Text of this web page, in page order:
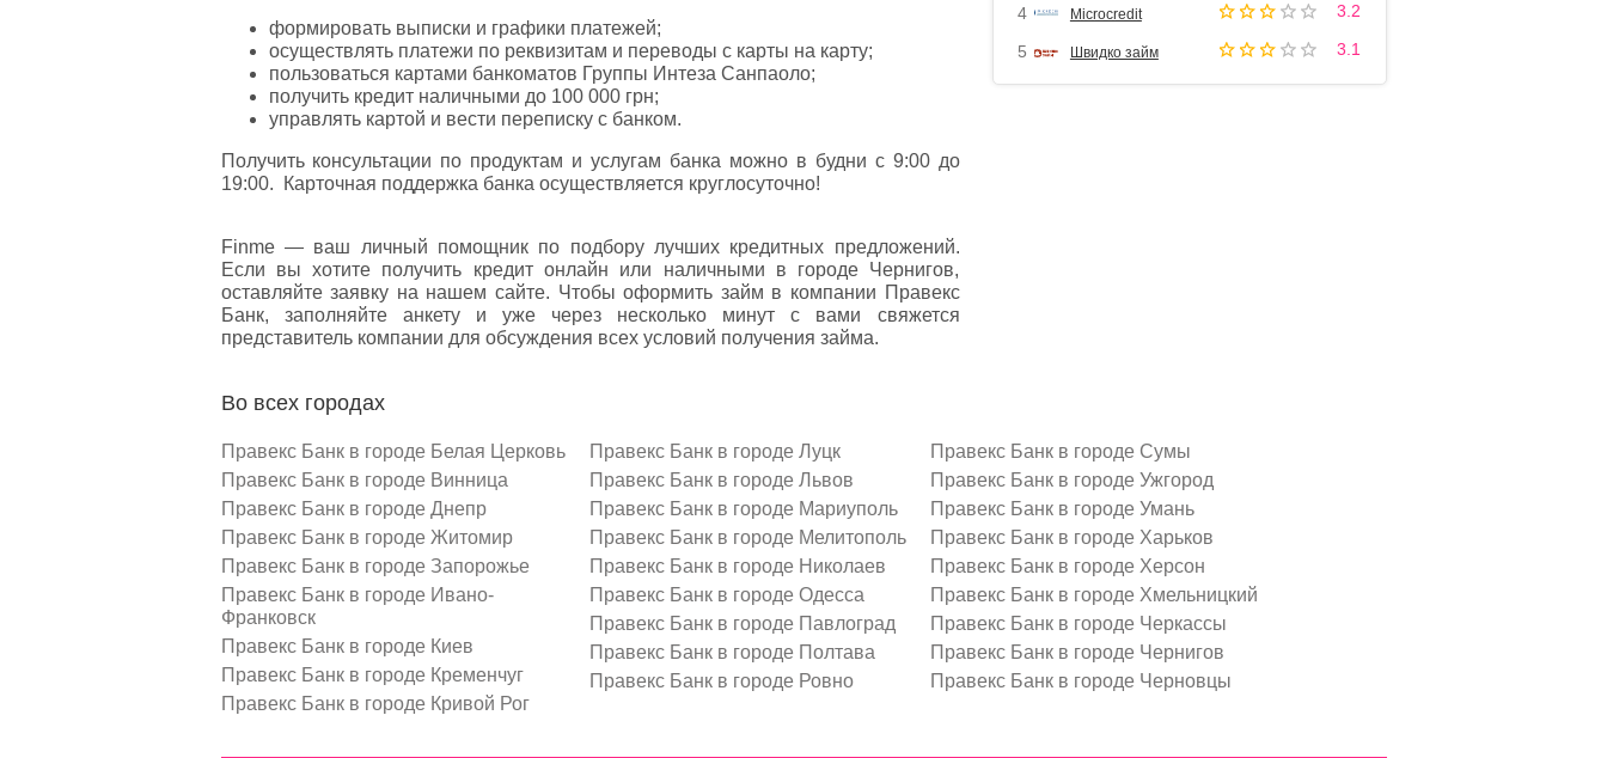
формировать выписки и графики платежей;
осуществлять платежи по реквизитам и переводы с карты на карту;
пользоваться картами банкоматов Группы Интеза Санпаоло;
получить кредит наличными до 100 000 грн;
управлять картой и вести переписку с банком.
Получить консультации по продуктам и услугам банка можно в будни с 9:00 до
19:00. Карточная поддержка банка осуществляется круглосуточно!
Finme — ваш личный помощник по подбору лучших кредитных предложений.
Если вы хотите получить кредит онлайн или наличными в городе Чернигов,
оставляйте заявку на нашем сайте. Чтобы оформить займ в компании Правекс
Банк, заполняйте анкету и уже через несколько минут с вами свяжется
представитель компании для обсуждения всех условий получения займа.
4 Microcredit 3.2
5 Швидко займ 3.1
Во всех городах
Правекс Банк в городе Белая Церковь
Правекс Банк в городе Винница
Правекс Банк в городе Днепр
Правекс Банк в городе Житомир
Правекс Банк в городе Запорожье
Правекс Банк в городе Ивано-
Франковск
Правекс Банк в городе Киев
Правекс Банк в городе Кременчуг
Правекс Банк в городе Кривой Рог
Правекс Банк в городе Луцк
Правекс Банк в городе Львов
Правекс Банк в городе Мариуполь
Правекс Банк в городе Мелитополь
Правекс Банк в городе Николаев
Правекс Банк в городе Одесса
Правекс Банк в городе Павлоград
Правекс Банк в городе Полтава
Правекс Банк в городе Ровно
Правекс Банк в городе Сумы
Правекс Банк в городе Ужгород
Правекс Банк в городе Умань
Правекс Банк в городе Харьков
Правекс Банк в городе Херсон
Правекс Банк в городе Хмельницкий
Правекс Банк в городе Черкассы
Правекс Банк в городе Чернигов
Правекс Банк в городе Черновцы